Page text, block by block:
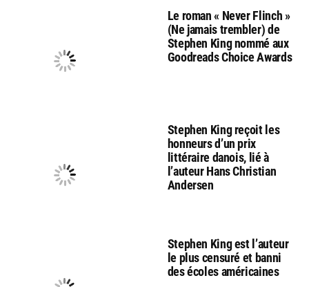
Le roman « Never Flinch »
(Ne jamais trembler) de
Stephen King nommé aux
Goodreads Choice Awards
Stephen King reçoit les
honneurs d’un prix
littéraire danois, lié à
l’auteur Hans Christian
Andersen
Stephen King est l’auteur
le plus censuré et banni
des écoles américaines